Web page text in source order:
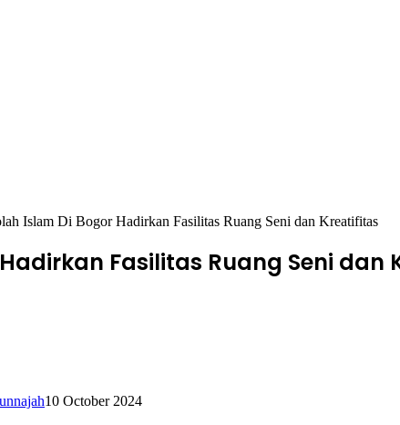
Islam Di Bogor Hadirkan Fasilitas Ruang Seni dan Kreatifitas
Fasilitas Ruang Seni dan
10 October 2024